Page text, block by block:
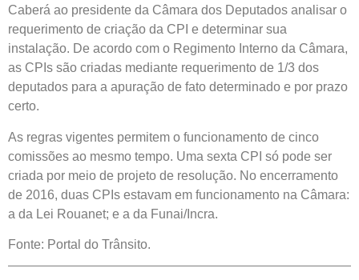
Caberá ao presidente da Câmara dos Deputados analisar o
requerimento de criação da CPI e determinar sua
instalação. De acordo com o Regimento Interno da Câmara,
as CPIs são criadas mediante requerimento de 1/3 dos
deputados para a apuração de fato determinado e por prazo
certo.
As regras vigentes permitem o funcionamento de cinco
comissões ao mesmo tempo. Uma sexta CPI só pode ser
criada por meio de projeto de resolução. No encerramento
de 2016, duas CPIs estavam em funcionamento na Câmara:
a da Lei Rouanet; e a da Funai/Incra.
Fonte: Portal do Trânsito.